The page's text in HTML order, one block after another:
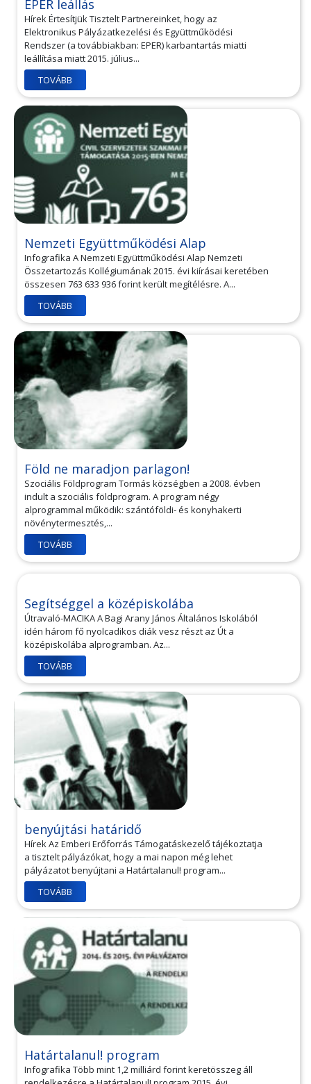
EPER leállás
Hírek Értesítjük Tisztelt Partnereinket, hogy az
Elektronikus Pályázatkezelési és Együttműködési
Rendszer (a továbbiakban: EPER) karbantartás miatti
leállítása miatt 2015. július...
TOVÁBB
Nemzeti Együttműködési Alap
Infografika A Nemzeti Együttműködési Alap Nemzeti
Összetartozás Kollégiumának 2015. évi kiírásai keretében
összesen 763 633 936 forint került megítélésre. A...
TOVÁBB
Föld ne maradjon parlagon!
Szociális Földprogram Tormás községben a 2008. évben
indult a szociális földprogram. A program négy
alprogrammal működik: szántóföldi- és konyhakerti
növénytermesztés,...
TOVÁBB
Segítséggel a középiskolába
Útravaló-MACIKA A Bagi Arany János Általános Iskolából
idén három fő nyolcadikos diák vesz részt az Út a
középiskolába alprogramban. Az...
TOVÁBB
benyújtási határidő
Hírek Az Emberi Erőforrás Támogatáskezelő tájékoztatja
a tisztelt pályázókat, hogy a mai napon még lehet
pályázatot benyújtani a Határtalanul! program...
TOVÁBB
Határtalanul! program
Infografika Több mint 1,2 milliárd forint keretösszeg áll